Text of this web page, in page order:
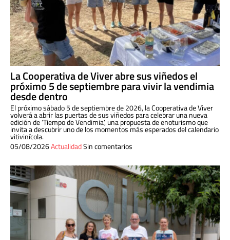
La Cooperativa de Viver abre sus viñedos el
próximo 5 de septiembre para vivir la vendimia
desde dentro
El próximo sábado 5 de septiembre de 2026, la Cooperativa de Viver
volverá a abrir las puertas de sus viñedos para celebrar una nueva
edición de ‘Tiempo de Vendimia’, una propuesta de enoturismo que
invita a descubrir uno de los momentos más esperados del calendario
vitivinícola.
05/08/2026ActualidadSin comentarios